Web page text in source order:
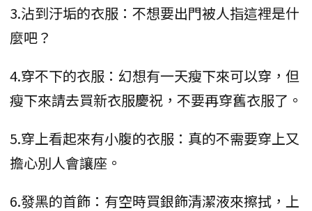
3.沾到汙垢的衣服：不想要出門被人指這裡是什
麼吧？
4.穿不下的衣服：幻想有一天瘦下來可以穿，但
瘦下來請去買新衣服慶祝，不要再穿舊衣服了。
5.穿上看起來有小腹的衣服：真的不需要穿上又
擔心別人會讓座。
6.發黑的首飾：有空時買銀飾清潔液來擦拭，上